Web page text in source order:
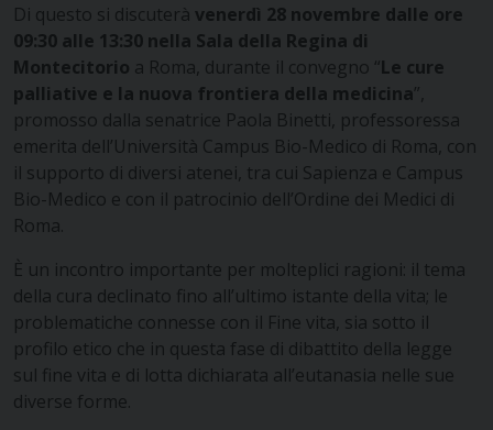
Di questo si discuterà venerdì 28 novembre dalle ore
09:30 alle 13:30 nella Sala della Regina di
Montecitorio a Roma, durante il convegno “Le cure
palliative e la nuova frontiera della medicina”,
promosso dalla senatrice Paola Binetti, professoressa
emerita dell’Università Campus Bio-Medico di Roma, con
il supporto di diversi atenei, tra cui Sapienza e Campus
Bio-Medico e con il patrocinio dell’Ordine dei Medici di
Roma.
È un incontro importante per molteplici ragioni: il tema
della cura declinato fino all’ultimo istante della vita; le
problematiche connesse con il Fine vita, sia sotto il
profilo etico che in questa fase di dibattito della legge
sul fine vita e di lotta dichiarata all’eutanasia nelle sue
diverse forme.